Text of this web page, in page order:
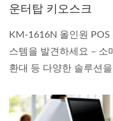
운터탑 키오스크
KM-1616N 올인원 POS
스템을 발견하세요 – 소
환대 등 다양한 솔루션을